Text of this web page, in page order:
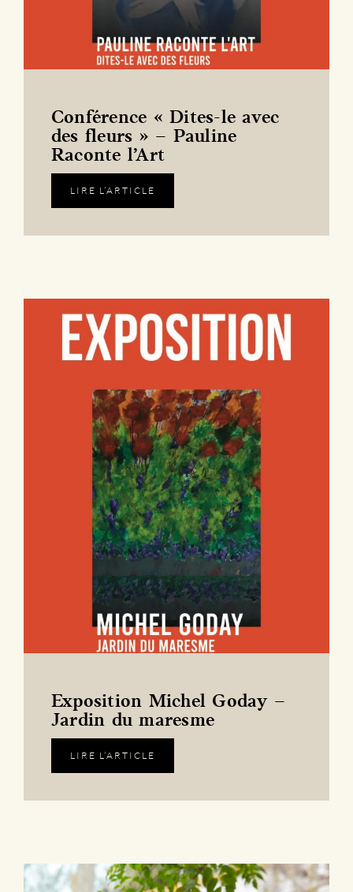
Conférence « Dites-le avec
des fleurs » – Pauline
Raconte l’Art
LIRE L’ARTICLE
Exposition Michel Goday –
Jardin du maresme
LIRE L’ARTICLE